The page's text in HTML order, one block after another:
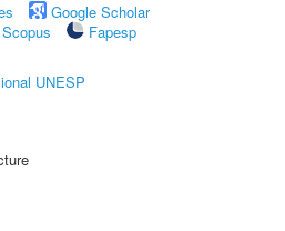
Google Scholar
Scopus
Fapesp
UNESP